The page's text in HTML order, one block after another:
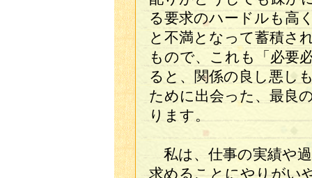
る要求のハードルも高
と不満となって蓄積さ
もので、これも「必要
ると、関係の良し悪し
ために出会った、最良
ります。
私は、仕事の実績や
求めることにやりがい